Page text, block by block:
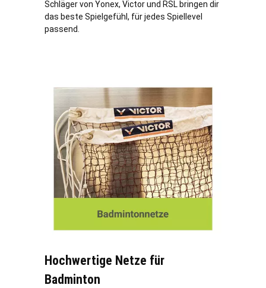
Schläger von Yonex, Victor und RSL bringen dir
das beste Spielgefühl, für jedes Spiellevel
passend.
Hochwertige Netze für
Badminton